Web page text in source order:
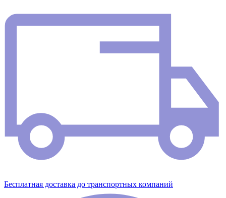
Бесплатная доставка до транспортных компаний